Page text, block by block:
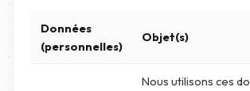
Données
(personnelles)
Objet(s)
Nous utilisons ces